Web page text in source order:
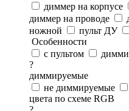
диммер на корпусе
диммер на проводе
ножной
пульт ДУ
Особенности
с пультом
?
диммируемые
не диммируемые
цвета по схеме RGB